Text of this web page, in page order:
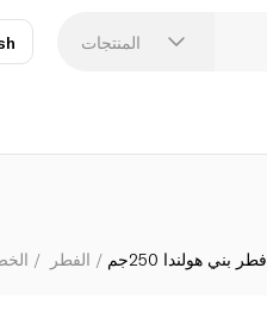
المنتجات
الفطر فطر بني هولندا 250جم